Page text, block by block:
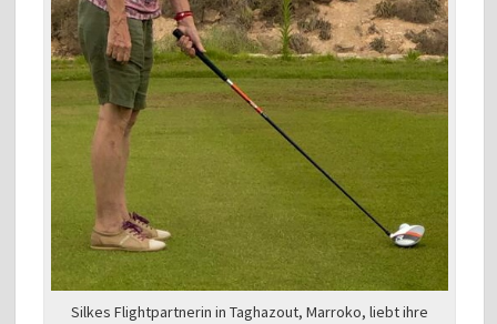
Silkes Flightpartnerin in Taghazout, Marroko, liebt ihre